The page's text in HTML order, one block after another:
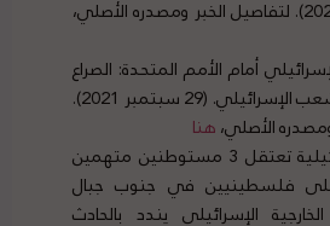
أمام الأمم المتحدة: الصراع
ليس أولوية للشعب الإسرائيلي. (29 سبتمبر 2021).
الأصلي،هنا
الشرطة الإسرائيلية تعتقل 3 مستوطنين متهمين
فلسطينيين في جنوب جبال
الإسرائيلي يندد بالحادث